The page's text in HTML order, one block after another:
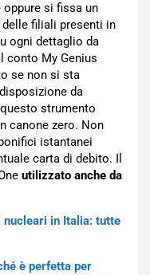
si fissa un
filiali presenti in
ogni dettaglio da
conto My Genius
se non si sta
da
strumento
canone zero. Non
istantanei
carta di debito. Il
utilizzato anche da
nucleari in Italia: tutte
è perfetta per